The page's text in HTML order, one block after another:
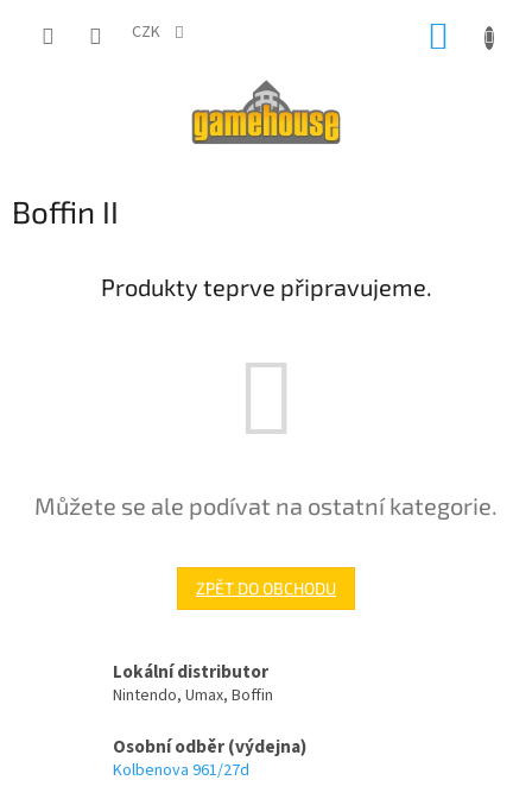
CZK
Boffin II
Produkty teprve připravujeme.
Můžete se ale podívat na ostatní kategorie.
ZPĚT DO OBCHODU
Lokální distributor
Nintendo, Umax, Boffin
Osobní odběr (výdejna)
Kolbenova 961/27d